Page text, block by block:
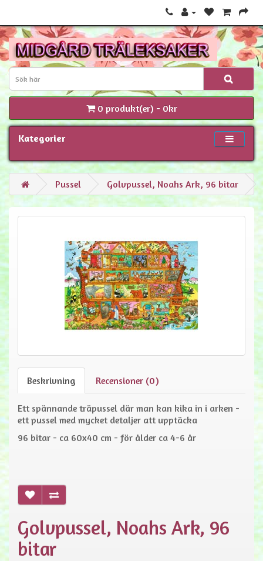
0 produkt(er) - 0kr
Kategorier
Pussel Golvpussel, Noahs Ark, 96 bitar
Beskrivning Recensioner (0)
Ett spännande träpussel där man kan kika in i arken -
ett pussel med mycket detaljer att upptäcka
96 bitar - ca 60x40 cm - för ålder ca 4-6 år
Golvpussel, Noahs Ark, 96
bitar